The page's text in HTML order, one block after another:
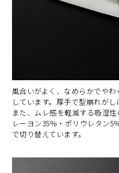
風合いがよく、なめらかでや
しています。厚手で型崩れが
また、ムレ感を軽減する吸湿
レーヨン35％・ポリウレタン
で切り替えています。